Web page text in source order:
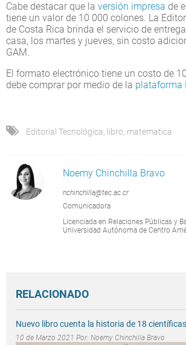
Cabe destacar que la versión impresa de
tiene un valor de 10 000 colones. La
de Costa Rica brinda el servicio de
casa, los martes y jueves, sin costo
GAM.
El formato electrónico tiene un costo de
debe comprar por medio de la plataforma
Editorial Tecnológica, libro, matematica
Noemy Chinchilla Bravo
nchinchilla@tec.ac.cr
Comunicadora
Licenciada en Relaciones Públicas y
Universidad Autónoma de Centro
RELACIONADO
Nuevo libro cuenta la historia de 18
10 de Marzo 2021 Por: Noemy Chinchilla Bravo